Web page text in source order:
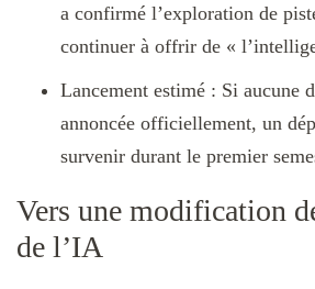
a confirmé l’exploration de
continuer à offrir de «
Lancement estimé : Si aucune
annoncée officiellement, un
survenir durant le premier
Vers une modification
de l’IA